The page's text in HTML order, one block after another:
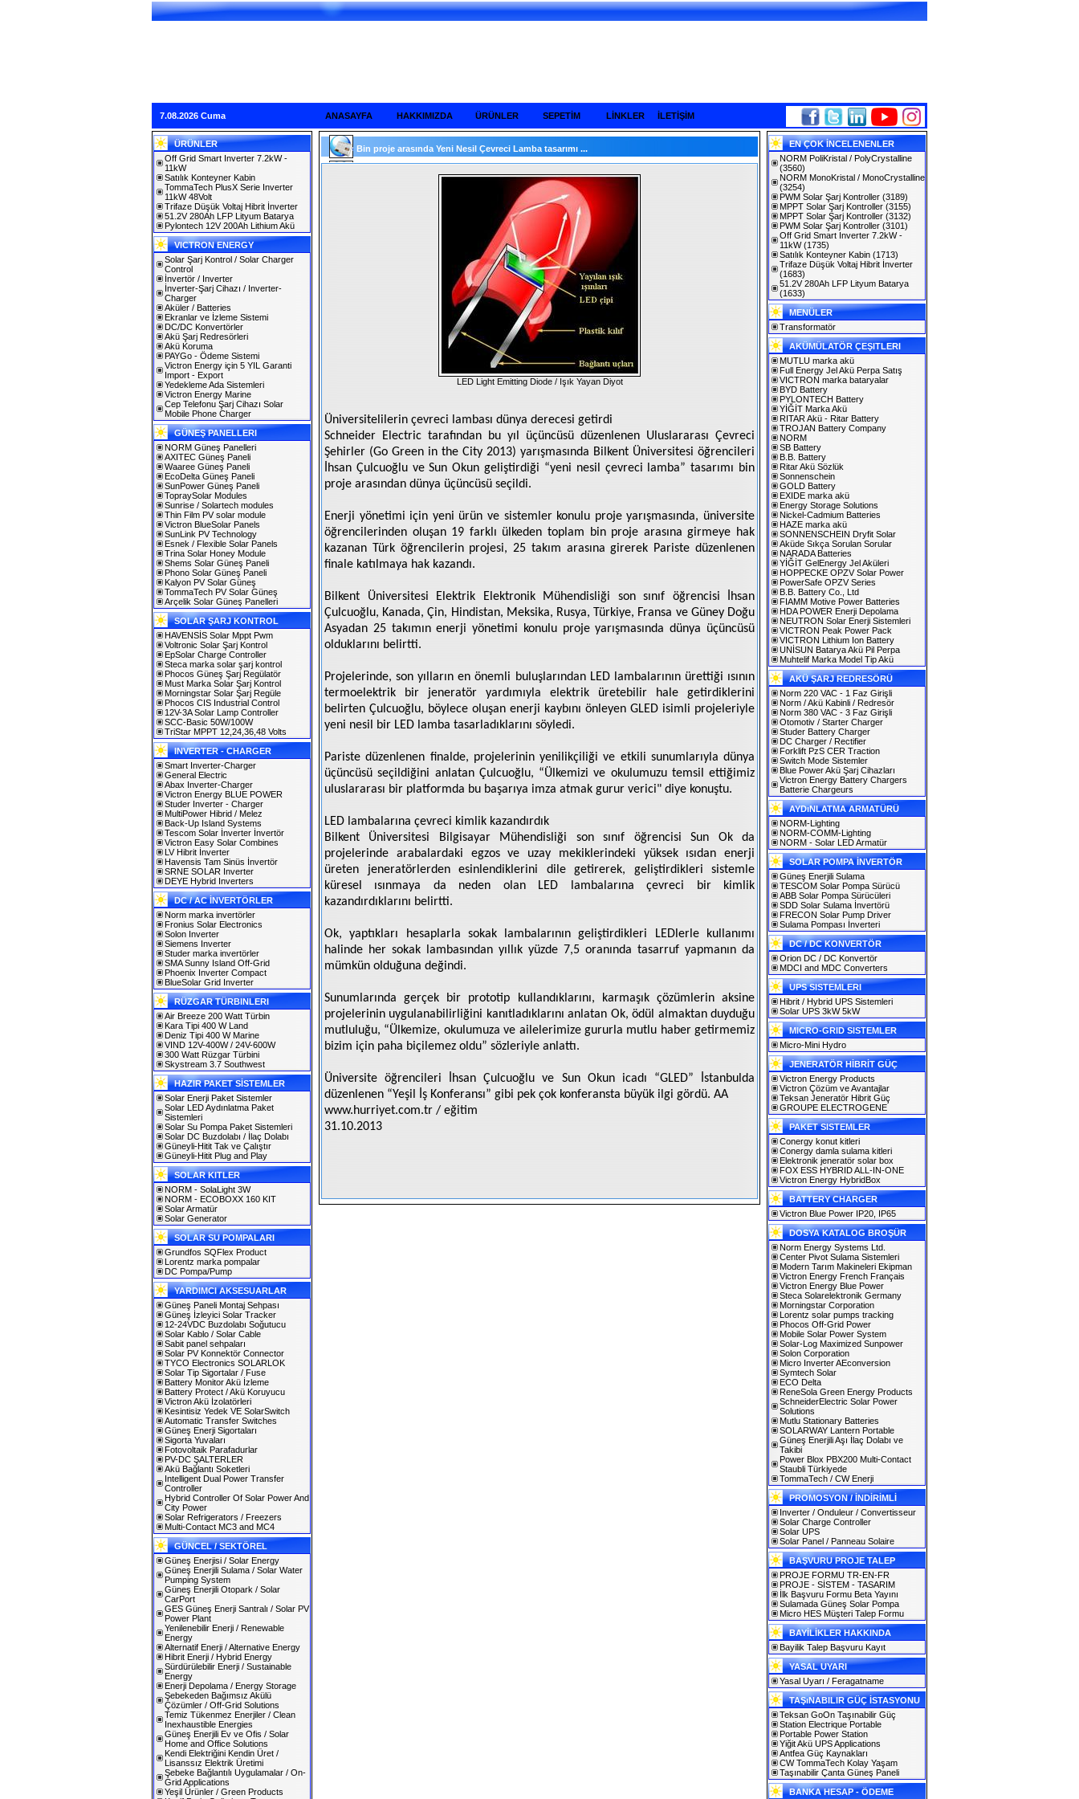
7.08.2026 Cuma ANASAYFA HAKKIMIZDA ÜRÜNLER SEPETİM LİNKLER İLETİŞİM
ÜRÜNLER
Off Grid Smart Inverter 7.2kW -
11kW
Satılık Konteyner Kabin
TommaTech PlusX Serie Inverter
11kW 48Volt
Trifaze Düşük Voltaj Hibrit İnverter
51.2V 280Ah LFP Lityum Batarya
Pylontech 12V 200Ah Lithium Akü
VICTRON ENERGY
Solar Şarj Kontrol / Solar Charger
Control
İnvertör / Inverter
İnverter-Şarj Cihazı / Inverter-
Charger
Aküler / Batteries
Ekranlar ve İzleme Sistemi
DC/DC Konvertörler
Akü Şarj Redresörleri
Akü Koruma
PAYGo - Ödeme Sistemi
Victron Energy için 5 YIL Garanti
Import - Export
Yedekleme Ada Sistemleri
Victron Energy Marine
Cep Telefonu Şarj Cihazı Solar
Mobile Phone Charger
GÜNEŞ PANELLERI
NORM Güneş Panelleri
AXITEC Güneş Paneli
Waaree Güneş Paneli
EcoDelta Güneş Paneli
SunPower Güneş Paneli
TopraySolar Modules
Sunrise / Solartech modules
Thin Film PV solar module
Victron BlueSolar Panels
SunLink PV Technology
Esnek / Flexible Solar Panels
Trina Solar Honey Module
Shems Solar Güneş Paneli
Phono Solar Güneş Paneli
Kalyon PV Solar Güneş
TommaTech PV Solar Güneş
Arçelik Solar Güneş Panelleri
SOLAR ŞARJ KONTROL
HAVENSİS Solar Mppt Pwm
Voltronic Solar Şarj Kontrol
EpSolar Charge Controller
Steca marka solar şarj kontrol
Phocos Güneş Şarj Regülatör
Must Marka Solar Şarj Kontrol
Morningstar Solar Şarj Regüle
Phocos CIS Industrial Control
12V-3A Solar Lamp Controller
SCC-Basic 50W/100W
TriStar MPPT 12,24,36,48 Volts
INVERTER - CHARGER
Smart Inverter-Charger
General Electric
Abax Inverter-Charger
Victron Energy BLUE POWER
Studer Inverter - Charger
MultiPower Hibrid / Melez
Back-Up Island Systems
Tescom Solar İnverter İnvertör
Victron Easy Solar Combines
LV Hibrit İnverter
Havensis Tam Sinüs İnvertör
SRNE SOLAR Inverter
DEYE Hybrid Inverters
DC / AC İNVERTÖRLER
Norm marka invertörler
Fronius Solar Electronics
Solon Inverter
Siemens Inverter
Studer marka invertörler
SMA Sunny Island Off-Grid
Phoenix Inverter Compact
BlueSolar Grid Inverter
RÜZGAR TÜRBINLERI
Air Breeze 200 Watt Türbin
Kara Tipi 400 W Land
Deniz Tipi 400 W Marine
VIND 12V-400W / 24V-600W
300 Watt Rüzgar Türbini
Skystream 3.7 Southwest
HAZIR PAKET SİSTEMLER
Solar Enerji Paket Sistemler
Solar LED Aydınlatma Paket
Sistemleri
Solar Su Pompa Paket Sistemleri
Solar DC Buzdolabı / İlaç Dolabı
Güneyli-Hitit Tak ve Çalıştır
Güneyli-Hitit Plug and Play
SOLAR KITLER
NORM - SolaLight 3W
NORM - ECOBOXX 160 KIT
Solar Armatür
Solar Generator
SOLAR SU POMPALARI
Grundfos SQFlex Product
Lorentz marka pompalar
DC Pompa/Pump
YARDIMCI AKSESUARLAR
Güneş Paneli Montaj Sehpası
Güneş İzleyici Solar Tracker
12-24VDC Buzdolabı Soğutucu
Solar Kablo / Solar Cable
Sabit panel sehpaları
Solar PV Konnektör Connector
TYCO Electronics SOLARLOK
Solar Tip Sigortalar / Fuse
Battery Monitor Akü İzleme
Battery Protect / Akü Koruyucu
Victron Akü İzolatörleri
Kesintisiz Yedek VE SolarSwitch
Automatic Transfer Switches
Güneş Enerji Sigortaları
Sigorta Yuvaları
Fotovoltaik Parafadurlar
PV-DC ŞALTERLER
Akü Bağlantı Soketleri
Intelligent Dual Power Transfer
Controller
Hybrid Controller Of Solar Power And
City Power
Solar Refrigerators / Freezers
Multi-Contact MC3 and MC4
GÜNCEL / SEKTÖREL
Güneş Enerjisi / Solar Energy
Güneş Enerjili Sulama / Solar Water
Pumping System
Güneş Enerjili Otopark / Solar
CarPort
GES Güneş Enerji Santralı / Solar PV
Power Plant
Yenilenebilir Enerji / Renewable
Energy
Alternatif Enerji / Alternative Energy
Hibrit Enerji / Hybrid Energy
Sürdürülebilir Enerji / Sustainable
Energy
Enerji Depolama / Energy Storage
Şebekeden Bağımsız Akülü
Çözümler / Off-Grid Solutions
Temiz Tükenmez Enerjiler / Clean
Inexhaustible Energies
Güneş Enerjili Ev ve Ofis / Solar
Home and Office Solutions
Kendi Elektriğini Kendin Üret /
Lisanssız Elektrik Üretimi
Şebeke Bağlantılı Uygulamalar / On-
Grid Applications
Yeşil Ürünler / Green Products
Bin proje arasında Yeni Nesil Çevreci Lamba tasarımı ...
LED Light Emitting Diode / Işık Yayan Diyot
Üniversitelilerin çevreci lambası dünya derecesi getirdi
Schneider Electric tarafından bu yıl üçüncüsü düzenlenen Uluslararası Çevreci
Şehirler (Go Green in the City 2013) yarışmasında Bilkent Üniversitesi öğrencileri
İhsan Çulcuoğlu ve Sun Okun geliştirdiği “yeni nesil çevreci lamba” tasarımı bin
proje arasından dünya üçüncüsü seçildi.
Enerji yönetimi için yeni ürün ve sistemler konulu proje yarışmasında, üniversite
öğrencilerinden oluşan 19 farklı ülkeden toplam bin proje arasına girmeye hak
kazanan Türk öğrencilerin projesi, 25 takım arasına girerek Pariste düzenlenen
finale katılmaya hak kazandı.
Bilkent Üniversitesi Elektrik Elektronik Mühendisliği son sınıf öğrencisi İhsan
Çulcuoğlu, Kanada, Çin, Hindistan, Meksika, Rusya, Türkiye, Fransa ve Güney Doğu
Asyadan 25 takımın enerji yönetimi konulu proje yarışmasında dünya üçüncüsü
olduklarını belirtti.
Projelerinde, son yılların en önemli buluşlarından LED lambalarının ürettiği ısının
termoelektrik bir jeneratör yardımıyla elektrik üretebilir hale getirdiklerini
belirten Çulcuoğlu, böylece oluşan enerji kaybını önleyen GLED isimli projeleriyle
yeni nesil bir LED lamba tasarladıklarını söyledi.
Pariste düzenlenen finalde, projelerinin yenilikçiliği ve etkili sunumlarıyla dünya
üçüncüsü seçildiğini anlatan Çulcuoğlu, “Ülkemizi ve okulumuzu temsil ettiğimiz
uluslararası bir platformda bu başarıya imza atmak gurur verici" diye konuştu.
LED lambalarına çevreci kimlik kazandırdık
Bilkent Üniversitesi Bilgisayar Mühendisliği son sınıf öğrencisi Sun Ok da
projelerinde arabalardaki egzos ve uzay mekiklerindeki yüksek ısıdan enerji
üreten jeneratörlerden esinlendiklerini dile getirerek, geliştirdikleri sistemle
küresel ısınmaya da neden olan LED lambalarına çevreci bir kimlik
kazandırdıklarını belirtti.
Ok, yaptıkları hesaplarla sokak lambalarının geliştirdikleri LEDlerle kullanımı
halinde her sokak lambasından yıllık yüzde 7,5 oranında tasarruf yapmanın da
mümkün olduğuna değindi.
Sunumlarında gerçek bir prototip kullandıklarını, karmaşık çözümlerin aksine
projelerinin uygulanabilirliğini kanıtladıklarını anlatan Ok, ödül almaktan duyduğu
mutluluğu, “Ülkemize, okulumuza ve ailelerimize gururla mutlu haber getirmemiz
bizim için paha biçilemez oldu” sözleriyle anlattı.
Üniversite öğrencileri İhsan Çulcuoğlu ve Sun Okun icadı “GLED” İstanbulda
düzenlenen “Yeşil İş Konferansı” gibi pek çok konferansta büyük ilgi gördü. AA
www.hurriyet.com.tr / eğitim
31.10.2013
EN ÇOK İNCELENENLER
NORM PoliKristal / PolyCrystalline
(3560)
NORM MonoKristal / MonoCrystalline
(3254)
PWM Solar Şarj Kontroller (3189)
MPPT Solar Şarj Kontroller (3155)
MPPT Solar Şarj Kontroller (3132)
PWM Solar Şarj Kontroller (3101)
Off Grid Smart Inverter 7.2kW -
11kW(1735)
Satılık Konteyner Kabin (1713)
Trifaze Düşük Voltaj Hibrit İnverter
(1683)
51.2V 280Ah LFP Lityum Batarya
(1633)
MENÜLER
Transformatör
AKÜMÜLATÖR ÇEŞITLERI
MUTLU marka akü
Full Energy Jel Akü Perpa Satış
VICTRON marka bataryalar
BYD Battery
PYLONTECH Battery
YİĞİT Marka Akü
RITAR Akü - Ritar Battery
TROJAN Battery Company
NORM
SB Battery
B.B. Battery
Ritar Akü Sözlük
Sonnenschein
GOLD Battery
EXIDE marka akü
Energy Storage Solutions
Nickel-Cadmium Batteries
HAZE marka akü
SONNENSCHEIN Dryfit Solar
Aküde Sıkça Sorulan Sorular
NARADA Batteries
YİĞİT GelEnergy Jel Aküleri
HOPPECKE OPZV Solar Power
PowerSafe OPZV Series
B.B. Battery Co., Ltd
FIAMM Motive Power Batteries
HDA POWER Enerji Depolama
NEUTRON Solar Enerji Sistemleri
VICTRON Peak Power Pack
VICTRON Lithium Ion Battery
UNİSUN Batarya Akü Pil Perpa
Muhtelif Marka Model Tip Akü
AKÜ ŞARJ REDRESÖRÜ
Norm 220 VAC - 1 Faz Girişli
Norm / Akü Kabinli / Redresör
Norm 380 VAC - 3 Faz Girişli
Otomotiv / Starter Charger
Studer Battery Charger
DC Charger / Rectifier
Forklift PzS CER Traction
Switch Mode Sistemler
Blue Power Akü Şarj Cihazları
Victron Energy Battery Chargers
Batterie Chargeurs
AYDıNLATMA ARMATÜRÜ
NORM-Lighting
NORM-COMM-Lighting
NORM - Solar LED Armatür
SOLAR POMPA İNVERTÖR
Güneş Enerjili Sulama
TESCOM Solar Pompa Sürücü
ABB Solar Pompa Sürücüleri
SDD Solar Sulama İnvertörü
FRECON Solar Pump Driver
Sulama Pompası İnverteri
DC / DC KONVERTÖR
Orion DC / DC Konvertör
MDCI and MDC Converters
UPS SISTEMLERI
Hibrit / Hybrid UPS Sistemleri
Solar UPS 3kW 5kW
MICRO-GRID SISTEMLER
Micro-Mini Hydro
JENERATÖR HİBRİT GÜÇ
Victron Energy Products
Victron Çözüm ve Avantajlar
Teksan Jeneratör Hibrit Güç
GROUPE ELECTROGENE
PAKET SISTEMLER
Conergy konut kitleri
Conergy damla sulama kitleri
Elektronik jeneratör solar box
FOX ESS HYBRID ALL-IN-ONE
Victron Energy HybridBox
BATTERY CHARGER
Victron Blue Power IP20, IP65
DOSYA KATALOG BROŞÜR
Norm Energy Systems Ltd.
Center Pivot Sulama Sistemleri
Modern Tarım Makineleri Ekipman
Victron Energy French Français
Victron Energy Blue Power
Steca Solarelektronik Germany
Morningstar Corporation
Lorentz solar pumps tracking
Phocos Off-Grid Power
Mobile Solar Power System
Solar-Log Maximized Sunpower
Solon Corporation
Micro Inverter AEconversion
Symtech Solar
ECO Delta
ReneSola Green Energy Products
SchneiderElectric Solar Power
Solutions
Mutlu Stationary Batteries
SOLARWAY Lantern Portable
Güneş Enerjili Aşı İlaç Dolabı ve
Takibi
Power Blox PBX200 Multi-Contact
Staubli Türkiyede
TommaTech / CW Enerji
PROMOSYON / İNDİRİMLİ
Inverter / Onduleur / Convertisseur
Solar Charge Controller
Solar UPS
Solar Panel / Panneau Solaire
BAŞVURU PROJE TALEP
PROJE FORMU TR-EN-FR
PROJE - SİSTEM - TASARIM
İlk Başvuru Formu Beta Yayını
Sulamada Güneş Solar Pompa
Micro HES Müşteri Talep Formu
BAYİLİKLER HAKKINDA
Bayilik Talep Başvuru Kayıt
YASAL UYARI
Yasal Uyarı / Feragatname
TAŞıNABILIR GÜÇ İSTASYONU
Teksan GoOn Taşınabilir Güç
Station Electrique Portable
Portable Power Station
Yiğit Akü UPS Applications
Antfea Güç Kaynakları
CW TommaTech Kolay Yaşam
Taşınabilir Çanta Güneş Paneli
BANKA HESAP - ÖDEME